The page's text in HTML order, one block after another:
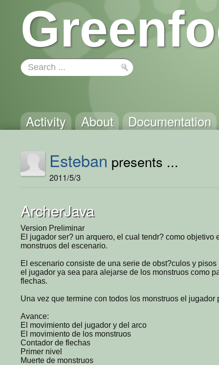
Activity About Documentation
Esteban presents ...
2011/5/3
ArcherJava
Version Preliminar
El jugador ser? un arquero, el cual tendr? como objetivo
monstruos del escenario.
El escenario consiste de una serie de obst?culos y
el jugador ya sea para alejarse de los monstruos como
flechas.
Una vez que termine con todos los monstruos el
Avance:
El movimiento del jugador y del arco
El movimiento de los monstruos
Contador de flechas
Primer nivel
Muerte de monstruos